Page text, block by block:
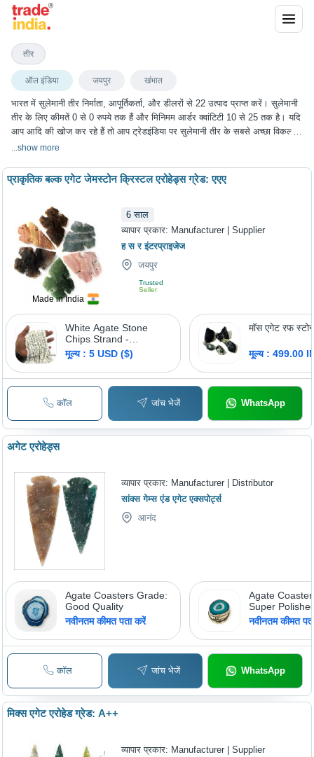
भारत में सुलेमानी तीर निर्माता, आपूर्तिकर्ता, और डीलरों से 22 उत्पाद प्राप्त करें। सुलेमानी
तीर के लिए कीमतें 0 से 0 रुपये तक हैं और मिनिमम आर्डर क्वांटिटी 10 से 25 तक है। यदि
आप आदि की खोज कर रहे हैं तो आप ट्रेडइंडिया पर सुलेमानी तीर के सबसे अच्छा विकल्प
चुन सकते हैं। हम विभिन्न शहरों में सुलेमानी तीर के विकल्प प्रदान करते हैं, जिनमें जयपुर,
...show more
ऑल इंडिया जयपुर खंभात
Made in India
प्राकृतिक बल्क एगेट जेमस्टोन क्रिस्टल एरोहेड्स ग्रेड: एएए
6 साल
व्यापार प्रकार: Manufacturer | Supplier
ह स र इंटरप्राइजेज
जयपुर
Trusted
Seller
White Agate Stone
Chips Strand -
Occasion: Gift
मूल्य : 5 USD ($)
मॉस एगेट रफ
मूल्य : 499.00
कॉल जांच भेजें WhatsApp
अगेट एरोहेड्स
व्यापार प्रकार: Manufacturer | Distributor
सांक्स गेम्स एंड एगेट एक्सपोर्ट्स
आनंद
Agate Coasters Grade:
Good Quality
नवीनतम कीमत पता करें
Agate
Super
नवीनतम कीमत
कॉल जांच भेजें WhatsApp
मिक्स एगेट एरोहेड ग्रेड: A++
व्यापार प्रकार: Manufacturer | Supplier
तीर